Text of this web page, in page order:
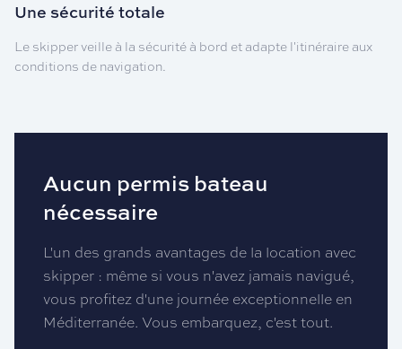
Une sécurité totale
Le skipper veille à la sécurité à bord et adapte l'itinéraire aux
conditions de navigation.
Aucun permis bateau
nécessaire
L'un des grands avantages de la location avec
skipper : même si vous n'avez jamais navigué,
vous profitez d'une journée exceptionnelle en
Méditerranée. Vous embarquez, c'est tout.